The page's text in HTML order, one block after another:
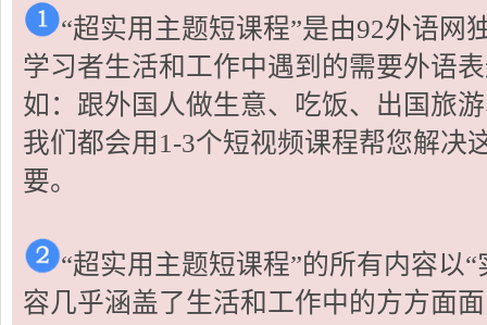
“超实用主题短课程”是由92外语网
学习者生活和工作中遇到的需要外语
如：跟外国人做生意、吃饭、出国旅
我们都会用1-3个短视频课程帮您解决
要。
“超实用主题短课程”的所有内容以
容几乎涵盖了生活和工作中的方方面